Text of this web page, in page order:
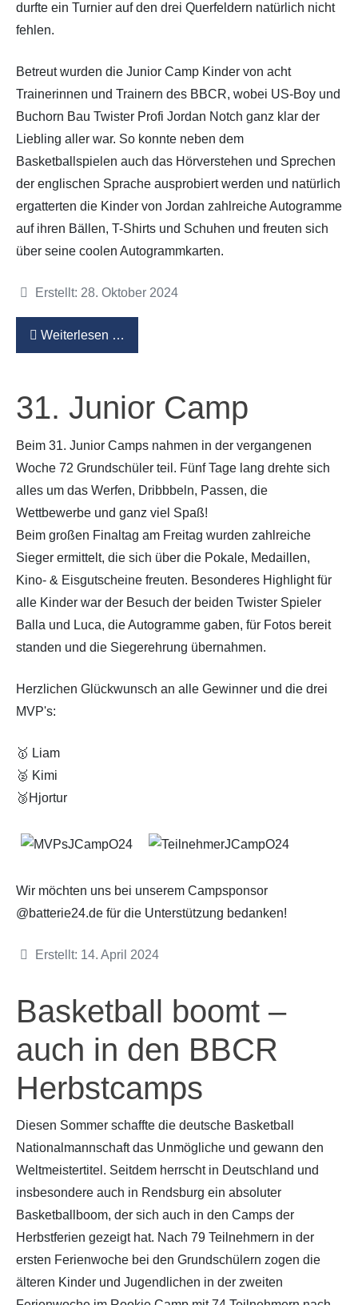
durfte ein Turnier auf den drei Querfeldern natürlich nicht
fehlen.
Betreut wurden die Junior Camp Kinder von acht
Trainerinnen und Trainern des BBCR, wobei US-Boy und
Buchorn Bau Twister Profi Jordan Notch ganz klar der
Liebling aller war. So konnte neben dem
Basketballspielen auch das Hörverstehen und Sprechen
der englischen Sprache ausprobiert werden und natürlich
ergatterten die Kinder von Jordan zahlreiche Autogramme
auf ihren Bällen, T-Shirts und Schuhen und freuten sich
über seine coolen Autogrammkarten.
Details
Erstellt: 28. Oktober 2024
Weiterlesen …
31. Junior Camp
Beim 31. Junior Camps nahmen in der vergangenen
Woche 72 Grundschüler teil. Fünf Tage lang drehte sich
alles um das Werfen, Dribbbeln, Passen, die
Wettbewerbe und ganz viel Spaß!
Beim großen Finaltag am Freitag wurden zahlreiche
Sieger ermittelt, die sich über die Pokale, Medaillen,
Kino- & Eisgutscheine freuten. Besonderes Highlight für
alle Kinder war der Besuch der beiden Twister Spieler
Balla und Luca, die Autogramme gaben, für Fotos bereit
standen und die Siegerehrung übernahmen.
Herzlichen Glückwunsch an alle Gewinner und die drei
MVP's:
🥇 Liam
🥈 Kimi
🥉Hjortur
Wir möchten uns bei unserem Campsponsor
@batterie24.de für die Unterstützung bedanken!
Details
Erstellt: 14. April 2024
Basketball boomt –
auch in den BBCR
Herbstcamps
Diesen Sommer schaffte die deutsche Basketball
Nationalmannschaft das Unmögliche und gewann den
Weltmeistertitel. Seitdem herrscht in Deutschland und
insbesondere auch in Rendsburg ein absoluter
Basketballboom, der sich auch in den Camps der
Herbstferien gezeigt hat. Nach 79 Teilnehmern in der
ersten Ferienwoche bei den Grundschülern zogen die
älteren Kinder und Jugendlichen in der zweiten